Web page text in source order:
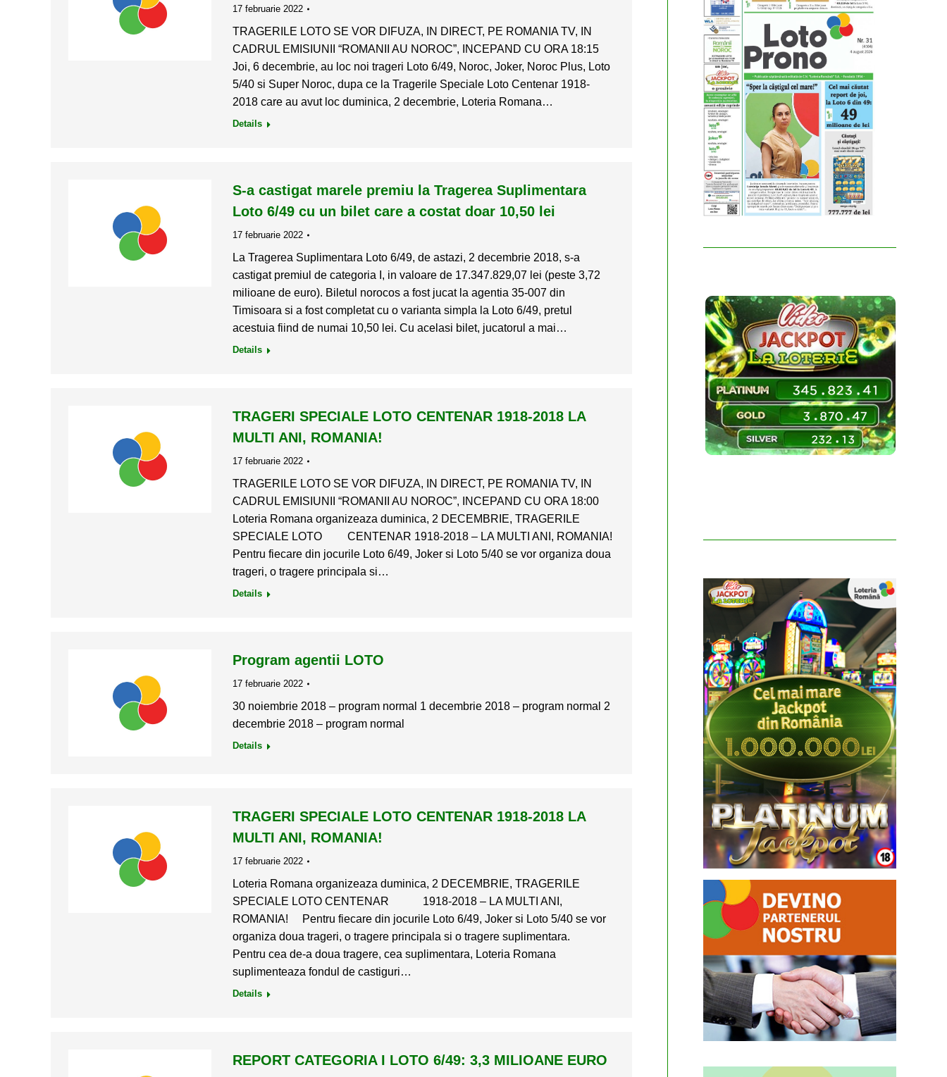
17 februarie 2022
TRAGERILE LOTO SE VOR DIFUZA, IN DIRECT, PE ROMANIA TV, IN
CADRUL EMISIUNII “ROMANII AU NOROC”, INCEPAND CU ORA 18:15
Joi, 6 decembrie, au loc noi trageri Loto 6/49, Noroc, Joker, Noroc Plus, Loto
5/40 si Super Noroc, dupa ce la Tragerile Speciale Loto Centenar 1918-
2018 care au avut loc duminica, 2 decembrie, Loteria Romana…
Details
S-a castigat marele premiu la Tragerea Suplimentara
Loto 6/49 cu un bilet care a costat doar 10,50 lei
17 februarie 2022
La Tragerea Suplimentara Loto 6/49, de astazi, 2 decembrie 2018, s-a
castigat premiul de categoria I, in valoare de 17.347.829,07 lei (peste 3,72
milioane de euro). Biletul norocos a fost jucat la agentia 35-007 din
Timisoara si a fost completat cu o varianta simpla la Loto 6/49, pretul
acestuia fiind de numai 10,50 lei. Cu acelasi bilet, jucatorul a mai…
Details
TRAGERI SPECIALE LOTO CENTENAR 1918-2018 LA
MULTI ANI, ROMANIA!
17 februarie 2022
TRAGERILE LOTO SE VOR DIFUZA, IN DIRECT, PE ROMANIA TV, IN
CADRUL EMISIUNII “ROMANII AU NOROC”, INCEPAND CU ORA 18:00
Loteria Romana organizeaza duminica, 2 DECEMBRIE, TRAGERILE
SPECIALE LOTO CENTENAR 1918-2018 – LA MULTI ANI, ROMANIA!
Pentru fiecare din jocurile Loto 6/49, Joker si Loto 5/40 se vor organiza doua
trageri, o tragere principala si…
Details
Program agentii LOTO
17 februarie 2022
30 noiembrie 2018 – program normal 1 decembrie 2018 – program normal 2
decembrie 2018 – program normal
Details
TRAGERI SPECIALE LOTO CENTENAR 1918-2018 LA
MULTI ANI, ROMANIA!
17 februarie 2022
Loteria Romana organizeaza duminica, 2 DECEMBRIE, TRAGERILE
SPECIALE LOTO CENTENAR 1918-2018 – LA MULTI ANI,
ROMANIA! Pentru fiecare din jocurile Loto 6/49, Joker si Loto 5/40 se vor
organiza doua trageri, o tragere principala si o tragere suplimentara.
Pentru cea de-a doua tragere, cea suplimentara, Loteria Romana
suplimenteaza fondul de castiguri…
Details
REPORT CATEGORIA I LOTO 6/49: 3,3 MILIOANE EURO